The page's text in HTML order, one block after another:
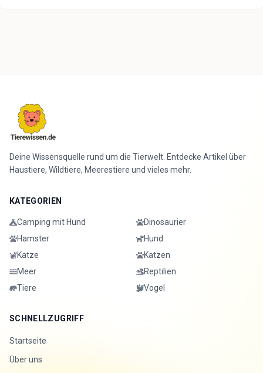
Deine Wissensquelle rund um die Tierwelt. Entdecke Artikel über
Haustiere, Wildtiere, Meerestiere und vieles mehr.
KATEGORIEN
Camping mit Hund
Dinosaurier
Hamster
Hund
Katze
Katzen
Meer
Reptilien
Tiere
Vogel
SCHNELLZUGRIFF
Startseite
Über uns